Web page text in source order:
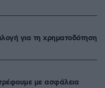
για τη χρηματοδότηση
με ασφάλεια